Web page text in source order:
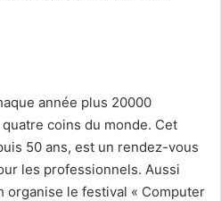
année plus 20000
coins du monde. Cet
50 ans, est un rendez-vous
les professionnels. Aussi
organise le festival « Computer